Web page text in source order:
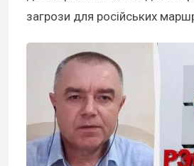
загрози для російських